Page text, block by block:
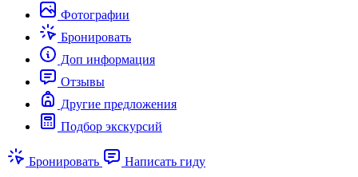
Фотографии
Бронировать
Доп информация
Отзывы
Другие предложения
Подбор экскурсий
Бронировать Написать гиду